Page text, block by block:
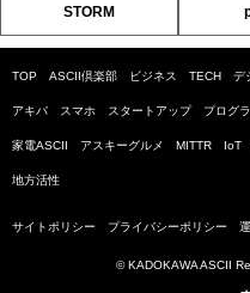
STORM
TOP ASCII倶楽部 ビジネス TECH デ
アキバ スマホ スタートアップ プログ
家電ASCII アスキーグルメ MITTR IoT
地方活性
サイトポリシー プライバシーポリシー
© KADOKAWA ASCII